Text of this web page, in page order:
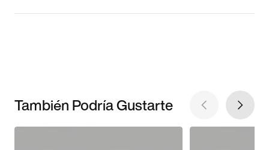
También Podría Gustarte